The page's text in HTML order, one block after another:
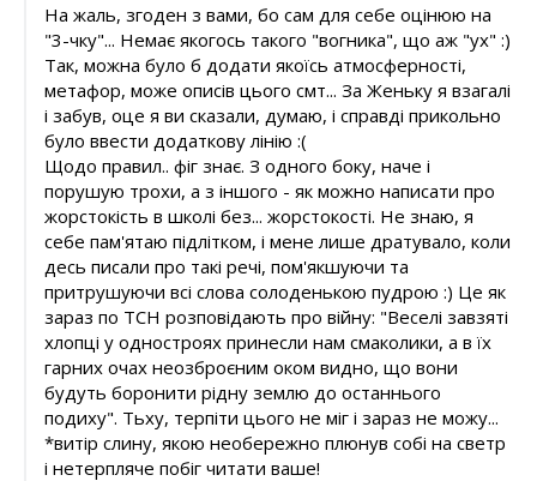
На жаль, згоден з вами, бо сам для себе оцінюю на
"3-чку"... Немає якогось такого "вогника", що аж "ух" :)
Так, можна було б додати якоїсь атмосферності,
метафор, може описів цього смт... За Женьку я взагалі
і забув, оце я ви сказали, думаю, і справді прикольно
було ввести додаткову лінію :(
Щодо правил.. фіг знає. З одного боку, наче і
порушую трохи, а з іншого - як можно написати про
жорстокість в школі без... жорстокості. Не знаю, я
себе пам'ятаю підлітком, і мене лише дратувало, коли
десь писали про такі речі, пом'якшуючи та
притрушуючи всі слова солоденькою пудрою :) Це як
зараз по ТСН розповідають про війну: "Веселі завзяті
хлопці у одностроях принесли нам смаколики, а в їх
гарних очах неозброєним оком видно, що вони
будуть боронити рідну землю до останнього
подиху". Тьху, терпіти цього не міг і зараз не можу...
*витір слину, якою необережно плюнув собі на светр
і нетерпляче побіг читати ваше!